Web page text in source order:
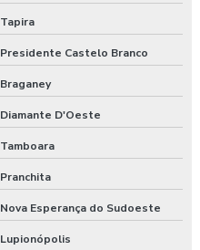
Tapira
Presidente Castelo Branco
Braganey
Diamante D'Oeste
Tamboara
Pranchita
Nova Esperança do Sudoeste
Lupionópolis